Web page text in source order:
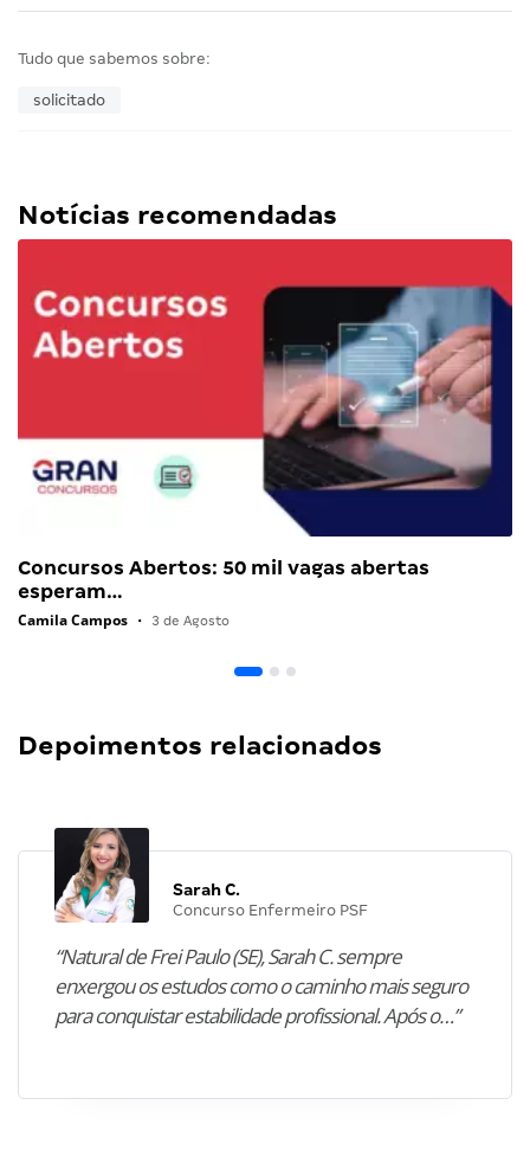
Tudo que sabemos sobre:
solicitado
Notícias recomendadas
Concursos Abertos: 50 mil vagas abertas
esperam…
Camila Campos • 3 de Agosto
Depoimentos relacionados
Sarah C.
Concurso Enfermeiro PSF
“Natural de Frei Paulo (SE), Sarah C. sempre
enxergou os estudos como o caminho mais seguro
para conquistar estabilidade profissional. Após o…”